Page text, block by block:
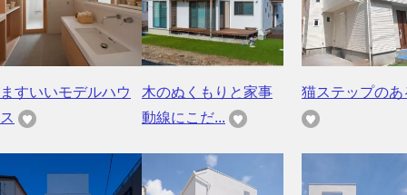
ますいいモデルハウ
ス
木のぬくもりと家事
動線にこだ...
猫ステップのあ